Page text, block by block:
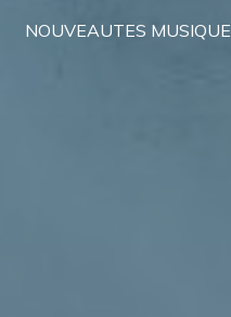
NOUVEAUTES MUSIQUE